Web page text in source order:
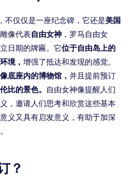
不仅仅是一座纪念碑，它还是美国
像代表自由女神 ，罗马自由女
日期的牌匾。它位于自由岛上的
境， 增强了抵达和发现的感觉。
底座内的博物馆， 并且提前预订
比的景色。 自由女神像提醒人们
，邀请人们思考和欣赏这些基本
义又具有启发意义，有助于加深
？